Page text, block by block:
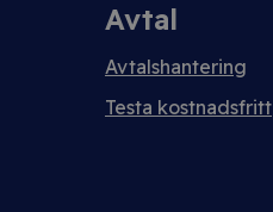
Avtal
Avtalshantering
Testa kostnadsfritt